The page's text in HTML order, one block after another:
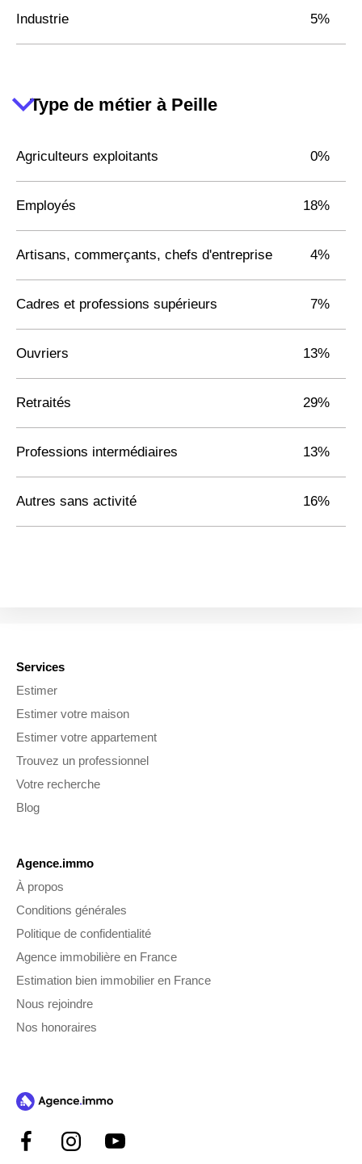
Industrie 5%
Type de métier à Peille
Agriculteurs exploitants 0%
Employés 18%
Artisans, commerçants, chefs d'entreprise 4%
Cadres et professions supérieurs 7%
Ouvriers 13%
Retraités 29%
Professions intermédiaires 13%
Autres sans activité 16%
Services
Estimer
Estimer votre maison
Estimer votre appartement
Trouvez un professionnel
Votre recherche
Blog
Agence.immo
À propos
Conditions générales
Politique de confidentialité
Agence immobilière en France
Estimation bien immobilier en France
Nous rejoindre
Nos honoraires